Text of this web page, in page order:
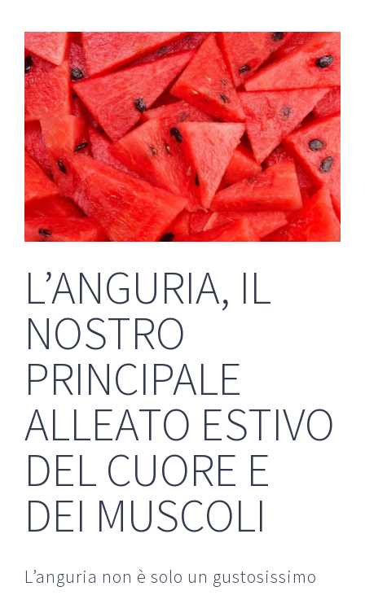
L’ANGURIA, IL
NOSTRO
PRINCIPALE
ALLEATO ESTIVO
DEL CUORE E
DEI MUSCOLI
L’anguria non è solo un gustosissimo